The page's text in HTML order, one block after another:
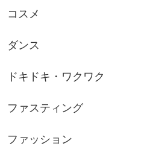
コスメ
ダンス
ドキドキ・ワクワク
ファスティング
ファッション